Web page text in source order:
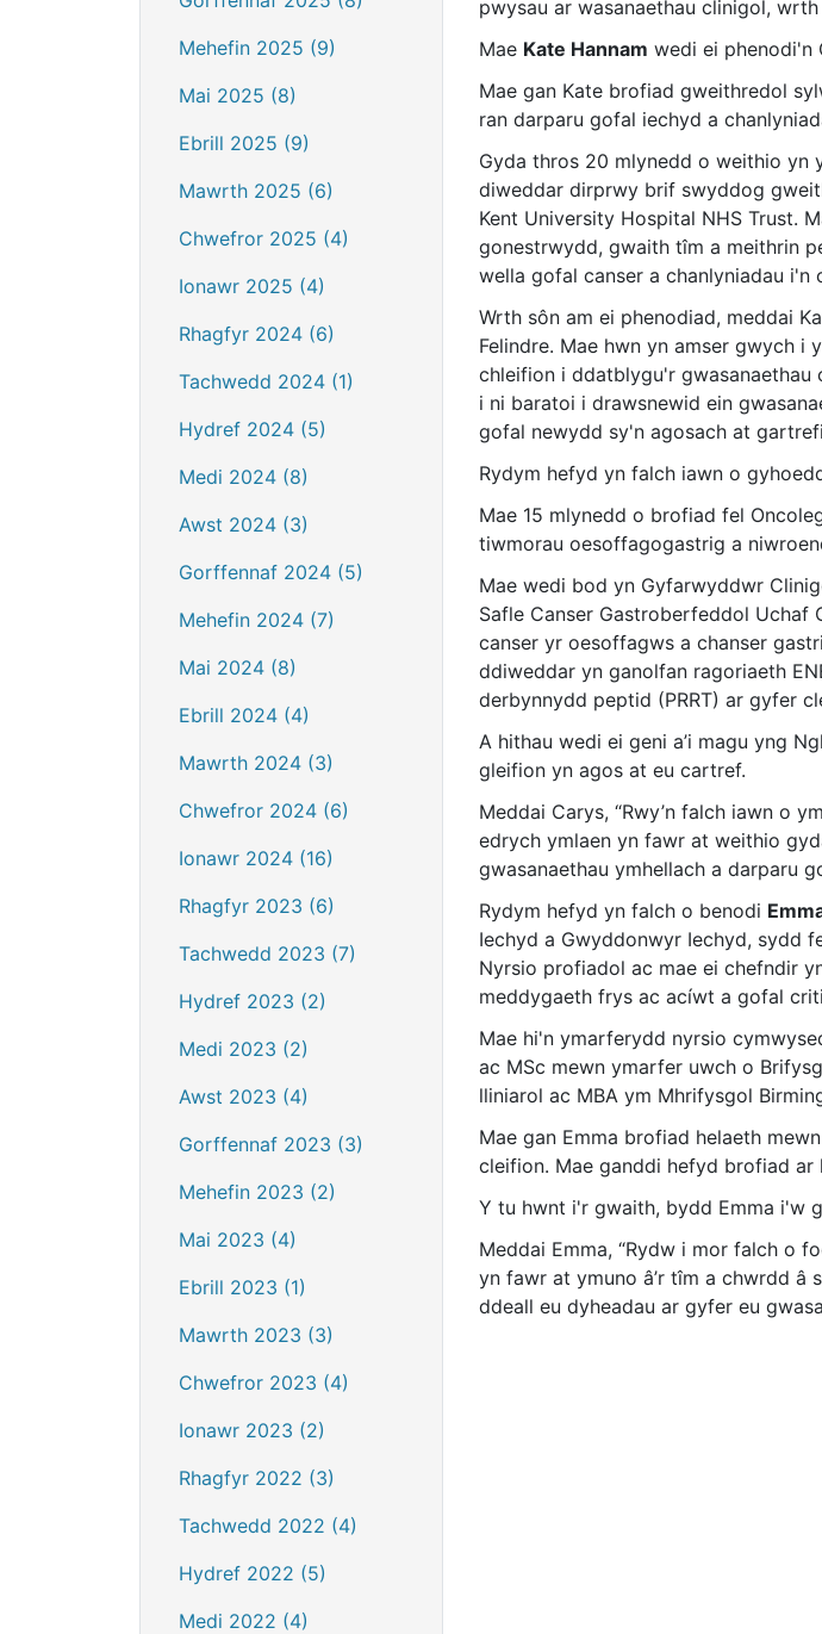
Mehefin 2025 (9)
Mai 2025 (8)
Ebrill 2025 (9)
Mawrth 2025 (6)
Chwefror 2025 (4)
Ionawr 2025 (4)
Rhagfyr 2024 (6)
Tachwedd 2024 (1)
Hydref 2024 (5)
Medi 2024 (8)
Awst 2024 (3)
Gorffennaf 2024 (5)
Mehefin 2024 (7)
Mai 2024 (8)
Ebrill 2024 (4)
Mawrth 2024 (3)
Chwefror 2024 (6)
Ionawr 2024 (16)
Rhagfyr 2023 (6)
Tachwedd 2023 (7)
Hydref 2023 (2)
Medi 2023 (2)
Awst 2023 (4)
Gorffennaf 2023 (3)
Mehefin 2023 (2)
Mai 2023 (4)
Ebrill 2023 (1)
Mawrth 2023 (3)
Chwefror 2023 (4)
Ionawr 2023 (2)
Rhagfyr 2022 (3)
Tachwedd 2022 (4)
Hydref 2022 (5)
Medi 2022 (4)
pwysau ar wasanaethau clinigol,
Mae Kate Hannam wedi ei phenodi'n
Mae gan Kate brofiad gweithredol
ran darparu gofal iechyd a
Gyda thros 20 mlynedd o weithio yn
diweddar dirprwy brif swyddog
Kent University Hospital NHS Trust.
gonestrwydd, gwaith tîm a meithrin
wella gofal canser a chanlyniadau i'n
Wrth sôn am ei phenodiad, meddai
Felindre. Mae hwn yn amser gwych
chleifion i ddatblygu'r gwasanaethau
i ni baratoi i drawsnewid ein
gofal newydd sy'n agosach at
Rydym hefyd yn falch iawn o
Mae 15 mlynedd o brofiad fel
tiwmorau oesoffagogastrig a
Mae wedi bod yn Gyfarwyddwr
Safle Canser Gastroberfeddol
canser yr oesoffagws a chanser
ddiweddar yn ganolfan ragoriaeth
derbynnydd peptid (PRRT) ar gyfer
A hithau wedi ei geni a’i magu yng
gleifion yn agos at eu cartref.
Meddai Carys, “Rwy’n falch iawn o
edrych ymlaen yn fawr at weithio
gwasanaethau ymhellach a darparu
Rydym hefyd yn falch o benodi
Iechyd a Gwyddonwyr Iechyd, sydd
Nyrsio profiadol ac mae ei chefndir
meddygaeth frys ac acíwt a gofal
Mae hi'n ymarferydd nyrsio
ac MSc mewn ymarfer uwch o
lliniarol ac MBA ym Mhrifysgol
Mae gan Emma brofiad helaeth
cleifion. Mae ganddi hefyd brofiad
Y tu hwnt i'r gwaith, bydd Emma i'w
Meddai Emma, “Rydw i mor falch o
yn fawr at ymuno â’r tîm a chwrdd â
ddeall eu dyheadau ar gyfer eu